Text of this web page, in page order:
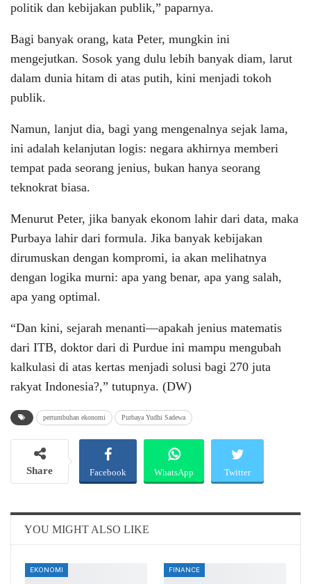
politik dan kebijakan publik,” paparnya.
Bagi banyak orang, kata Peter, mungkin ini
mengejutkan. Sosok yang dulu lebih banyak diam, larut
dalam dunia hitam di atas putih, kini menjadi tokoh
publik.
Namun, lanjut dia, bagi yang mengenalnya sejak lama,
ini adalah kelanjutan logis: negara akhirnya memberi
tempat pada seorang jenius, bukan hanya seorang
teknokrat biasa.
Menurut Peter, jika banyak ekonom lahir dari data, maka
Purbaya lahir dari formula. Jika banyak kebijakan
dirumuskan dengan kompromi, ia akan melihatnya
dengan logika murni: apa yang benar, apa yang salah,
apa yang optimal.
“Dan kini, sejarah menanti—apakah jenius matematis
dari ITB, doktor dari di Purdue ini mampu mengubah
kalkulasi di atas kertas menjadi solusi bagi 270 juta
rakyat Indonesia?,” tutupnya. (DW)
pertumbuhan ekonomi Purbaya Yudhi Sadewa
Share Facebook WhatsApp Twitter
Email
YOU MIGHT ALSO LIKE
EKONOMI FINANCE